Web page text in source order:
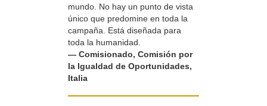
mundo. No hay un punto de vista
único que predomine en toda la
campaña. Está diseñada para
toda la humanidad.
— Comisionado, Comisión por
la Igualdad de Oportunidades,
Italia